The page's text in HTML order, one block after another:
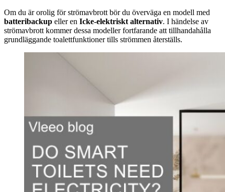
Om du är orolig för strömavbrott bör du överväga en modell med
batteribackup eller en Icke-elektriskt alternativ. I händelse av
strömavbrott kommer dessa modeller fortfarande att tillhandahålla
grundläggande toalettfunktioner tills strömmen återställs.